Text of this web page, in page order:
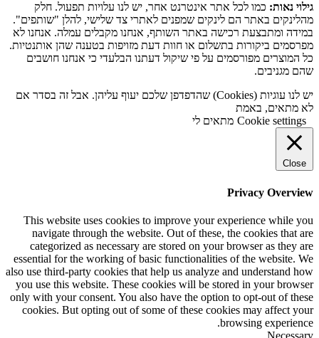
גילוי נאות: כמו לכל אתר אינטרנט אחר, יש לנו עלויות תפעול. חלק
מהלינקים באתר הם לינקים שמפנים לאתרי צד שלישי, להלן "שותפים".
במידה ומתבצעת רכישה באתר השותף, אנחנו מקבלים עמלה. אנחנו לא
מפרסמים ביקורות בתשלום או חוות דעת מזויפות בטענה שהן אותנטיות.
כל המוצרים מפורסמים על פי שיקול דעתנו הבלעדי כי אנחנו חושבים
שהם מגניבים.
יש לנו עוגיות (Cookies) שהדפדפן שלכם יעוף עליהן. אבל זה בסדר אם
לא מתאים, באמת
Cookie settings מתאים לי
Close
Privacy Overview
This website uses cookies to improve your experience while you
navigate through the website. Out of these, the cookies that are
categorized as necessary are stored on your browser as they are
essential for the working of basic functionalities of the website. We
also use third-party cookies that help us analyze and understand how
you use this website. These cookies will be stored in your browser
only with your consent. You also have the option to opt-out of these
cookies. But opting out of some of these cookies may affect your
browsing experience.
Necessary